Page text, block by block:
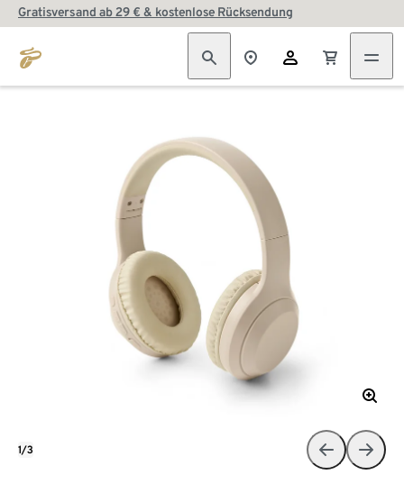
Gratisversand ab 29 € & kostenlose Rücksendung
1/3